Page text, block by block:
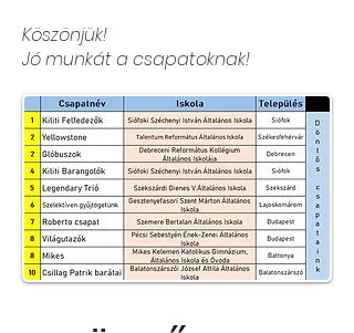
Köszönjük!
Jó munkát a csapatoknak!